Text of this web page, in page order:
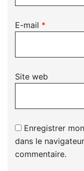
E-mail *
Site web
Enregistrer
dans le
commentaire.